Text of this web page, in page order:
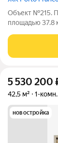
Объект №215.
площадью 37.8
бизнес-
побережье.О
5 530 200
42,5 м² 1-
новостройка